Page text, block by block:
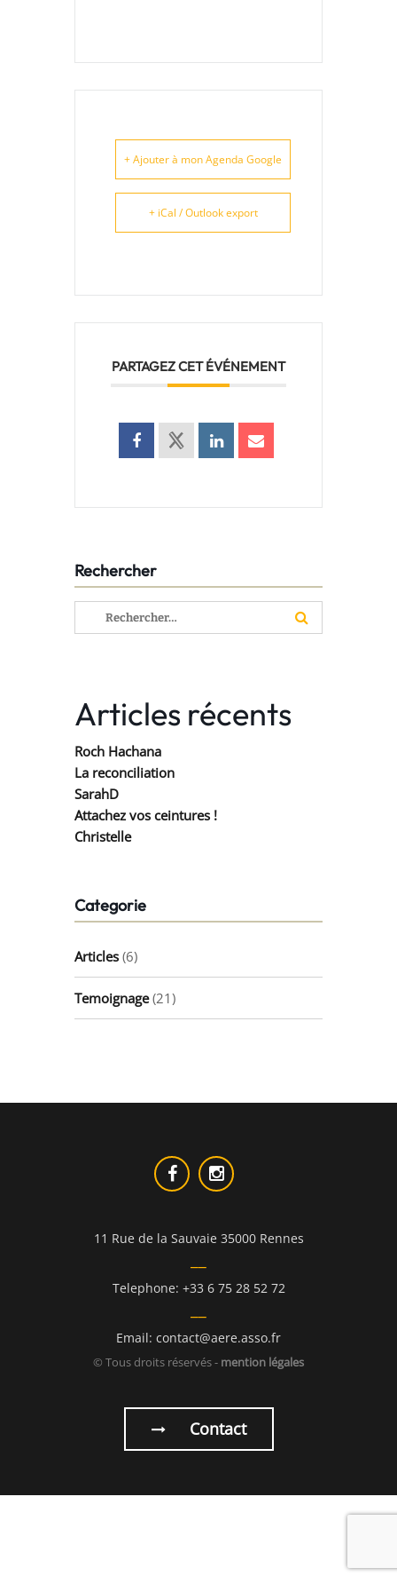
+ Ajouter à mon Agenda Google
+ iCal / Outlook export
PARTAGEZ CET ÉVÉNEMENT
Rechercher
Rechercher :
Articles récents
Roch Hachana
La reconciliation
SarahD
Attachez vos ceintures !
Christelle
Categorie
Articles (6)
Temoignage(21)
11 Rue de la Sauvaie 35000 Rennes
Telephone: +33 6 75 28 52 72
Email: contact@aere.asso.fr
© Tous droits réservés - mention légales
Contact